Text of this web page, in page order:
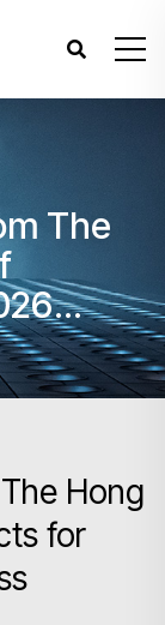
The
Hong
for